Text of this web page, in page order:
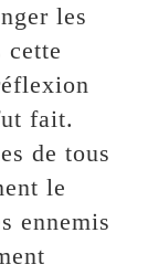
les
cette
fait.
de tous
le
ennemis